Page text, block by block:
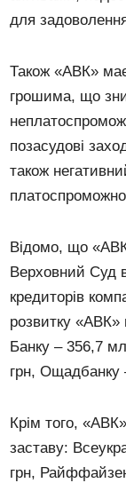
для
Також «АВК»
грошима, що
позасудові
також
Відомо, що
Верховний Суд
кредиторів
розвитку
Банку – 356,7
грн, Ощадбанку
Крім того,
заставу:
грн,